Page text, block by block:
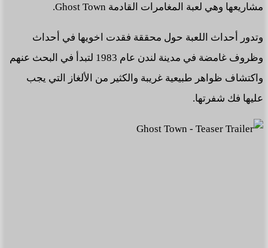
مشاريعها وهي لعبة المغامرات القادمة Ghost Town.
وتدور أحداث اللعبة حول محققة فقدت اخويها في أحداث
وظروف غامضة في مدينة لندن عام 1983 لتبدأ في البحث عنهم
واكتشاف ظواهر طبيعية غريبة والكثير من الألغاز التي يجب
عليها فك شفرتها.